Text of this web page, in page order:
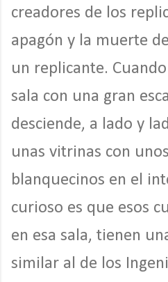
creadores de los
apagón y la muerte
un replicante.
sala con una gran
desciende, a lado y
unas vitrinas con
blanquecinos en el
curioso es que esos
en esa sala, tienen
similar al de los